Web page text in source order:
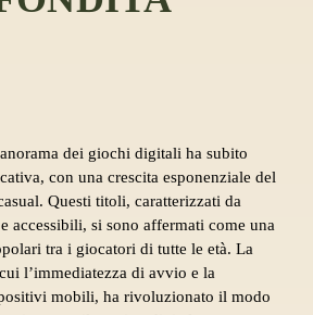
dei giochi digitali ha subito
con una crescita esponenziale del
Questi titoli, caratterizzati da
accessibili, si sono affermati come una
tra i giocatori di tutte le età. La
l’immediatezza di avvio e la
mobili, ha rivoluzionato il modo